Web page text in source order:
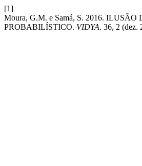
[1]
Moura, G.M. e Samá, S. 2016.
PROBABILÍSTICO. VIDYA. 36, 2 (dez.